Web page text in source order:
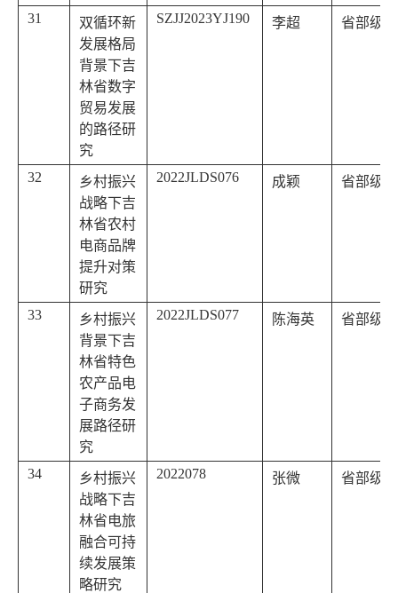
31
双循环新
发展格局
背景下吉
林省数字
贸易发展
的路径研
究
SZJJ2023YJ190 李超 省部级
32
乡村振兴
战略下吉
林省农村
电商品牌
提升对策
研究
2022JLDS076 成颖 省部级
33
乡村振兴
背景下吉
林省特色
农产品电
子商务发
展路径研
究
2022JLDS077 陈海英 省部级
34
乡村振兴
战略下吉
林省电旅
融合可持
续发展策
略研究
2022078 张微 省部级